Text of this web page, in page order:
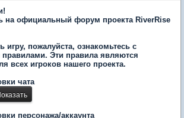
на официальный форум проекта RiverRise
игру, пожалуйста, ознакомьтесь с
Эти правила являются
всех игроков нашего проекта.
чата
персонажа/аккаунта